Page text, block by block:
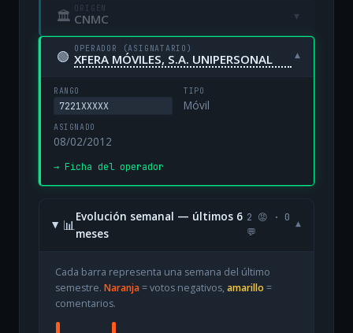
🏛 ORIGEN
CNMC ▾
🟢 OPERADOR (ASIGNATARIO)
XFERA MÓVILES, S.A. UNIPERSONAL ▾
RANGO
7221XXXXX
TIPO
Móvil
ASIGNADO
08/02/2012
→ Ficha del operador
📊
Evolución semanal — últimos 6
meses
2 😡 · 0
💬
▾
Cada barra representa una semana del último
semestre. Naranja= votos negativos, amarillo =
comentarios.